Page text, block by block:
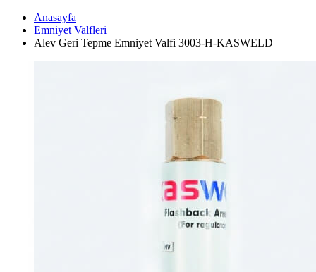
Anasayfa
Emniyet Valfleri
Alev Geri Tepme Emniyet Valfi 3003-H-KASWELD